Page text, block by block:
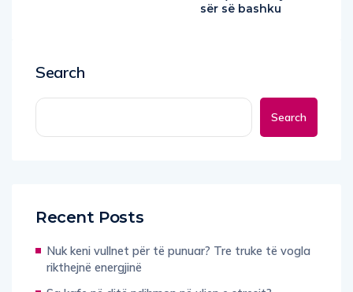
Search
rikthejnë energjinë
Sa kafe në ditë ndihmon në uljen e stresit?